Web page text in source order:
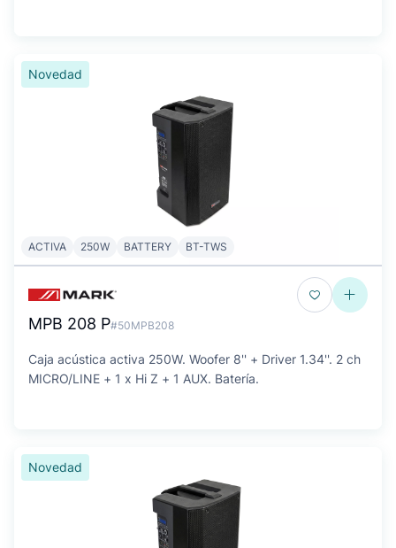
Novedad
ACTIVA 250W BATTERY BT-TWS
MPB 208 P#50MPB208
Caja acústica activa 250W. Woofer 8'' + Driver 1.34''. 2 ch
MICRO/LINE + 1 x Hi Z + 1 AUX. Batería.
Novedad